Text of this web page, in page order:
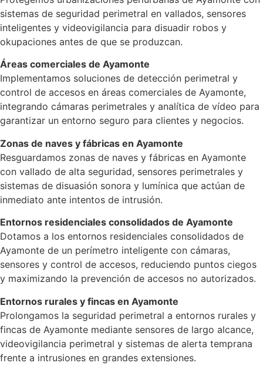
sistemas de seguridad perimetral en vallados, sensores
inteligentes y videovigilancia para disuadir robos y
okupaciones antes de que se produzcan.
Áreas comerciales de Ayamonte
Implementamos soluciones de detección perimetral y
control de accesos en áreas comerciales de Ayamonte,
integrando cámaras perimetrales y analítica de vídeo para
garantizar un entorno seguro para clientes y negocios.
Zonas de naves y fábricas en Ayamonte
Resguardamos zonas de naves y fábricas en Ayamonte
con vallado de alta seguridad, sensores perimetrales y
sistemas de disuasión sonora y lumínica que actúan de
inmediato ante intentos de intrusión.
Entornos residenciales consolidados de Ayamonte
Dotamos a los entornos residenciales consolidados de
Ayamonte de un perímetro inteligente con cámaras,
sensores y control de accesos, reduciendo puntos ciegos
y maximizando la prevención de accesos no autorizados.
Entornos rurales y fincas en Ayamonte
Prolongamos la seguridad perimetral a entornos rurales y
fincas de Ayamonte mediante sensores de largo alcance,
videovigilancia perimetral y sistemas de alerta temprana
frente a intrusiones en grandes extensiones.